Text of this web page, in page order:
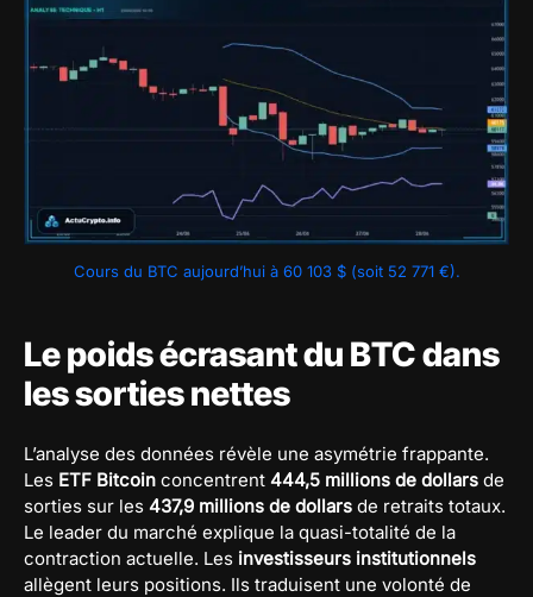
Cours du BTC aujourd’hui à 60 103 $ (soit 52 771 €).
Le poids écrasant du BTC dans
les sorties nettes
L’analyse des données révèle une asymétrie frappante.
Les ETF Bitcoin concentrent 444,5 millions de dollars de
sorties sur les 437,9 millions de dollars de retraits totaux.
Le leader du marché explique la quasi-totalité de la
contraction actuelle. Les investisseurs institutionnels
allègent leurs positions. Ils traduisent une volonté de